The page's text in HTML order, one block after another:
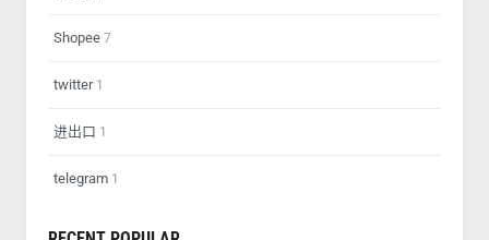
Shopee 7
twitter1
进出口 1
telegram 1